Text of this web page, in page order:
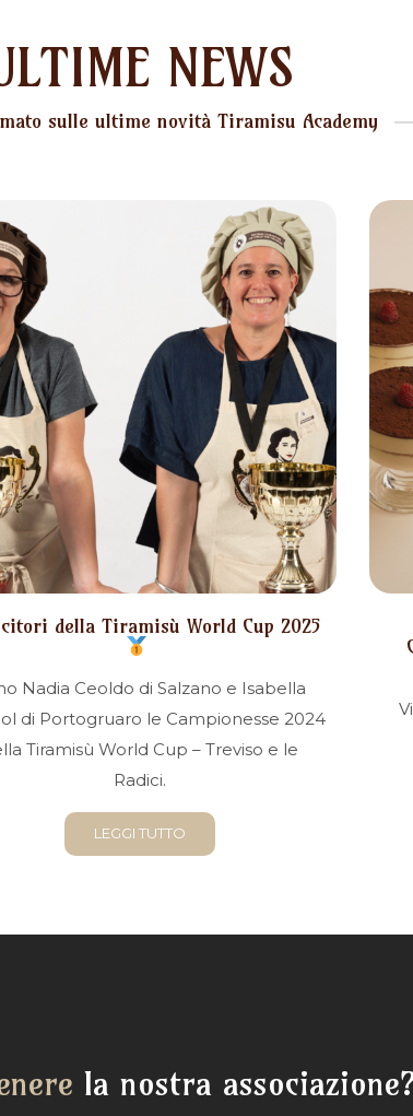
NEWS
sulle ultime novità Tiramisu Academy
della Tiramisù World Cup 2025
Nadia Ceoldo di Salzano e Isabella
di Portogruaro le Campionesse 2024
Tiramisù World Cup – Treviso e le
Radici.
LEGGI TUTTO
la nostra